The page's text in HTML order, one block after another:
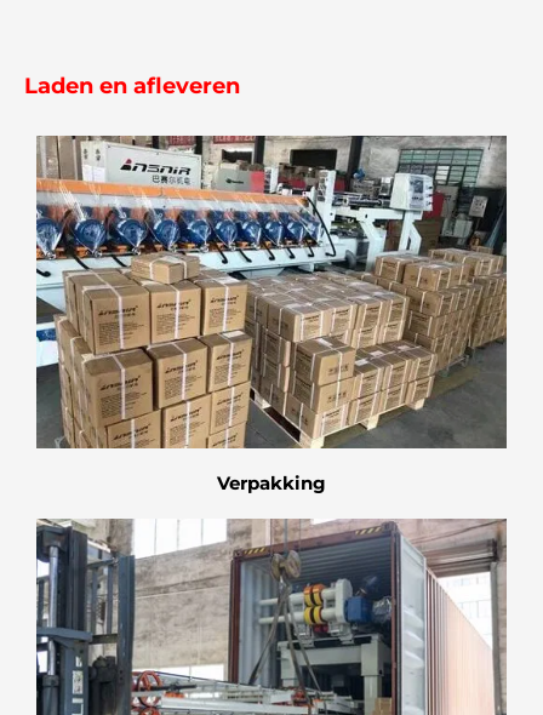
Laden en afleveren
Verpakking